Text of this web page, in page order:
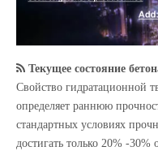
Текущее состояние бетона, низкотемпературный агент ранней
Свойство гидратационной
определяет раннюю
стандартных условиях
достигать только 20% -30%